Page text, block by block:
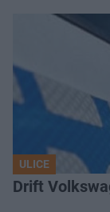
ULICE
Drift